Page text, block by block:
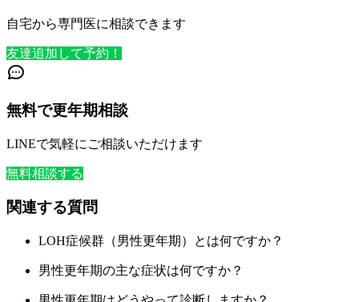
自宅から専門医に相談できます
友達追加して予約！
無料で更年期相談
LINEで気軽にご相談いただけます
無料相談する
関連する質問
LOH症候群（男性更年期）とは何ですか？
男性更年期の主な症状は何ですか？